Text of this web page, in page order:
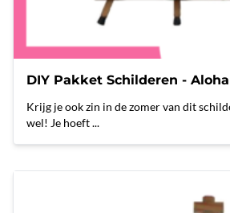
DIY Pakket Schilderen - Aloha
Krijg je ook zin in de zomer van dit
wel! Je hoeft ...